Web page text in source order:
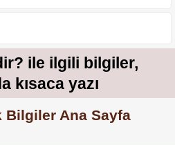
ile ilgili bilgiler,
kısaca yazı
Ana Sayfa